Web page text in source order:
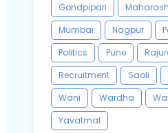
Gondpipari
Mumbai
Nagpur
Politics
Pune
Recruitment
Saoli
Wani
Wardha
Yavatmal